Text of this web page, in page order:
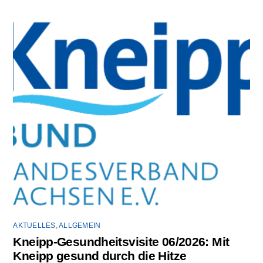
AKTUELLES ,ALLGEMEIN
Kneipp-Gesundheitsvisite 06/2026: Mit
Kneipp gesund durch die Hitze